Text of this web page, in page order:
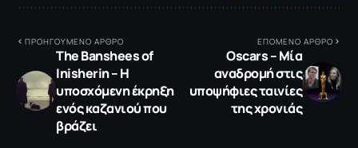
ΠΡΟΗΓΟΥΜΕΝΟ ΑΡΘΡΟ
The Banshees of
Inisherin – Η
υποσχόμενη έκρηξη
ενός καζανιού που
βράζει
ΕΠΟΜΕΝΟ ΑΡΘΡΟ
Oscars – Μία
αναδρομή στις
υποψήφιες ταινίες
της χρονιάς